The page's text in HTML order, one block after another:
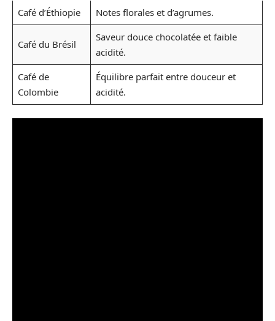
Café d’Éthiopie Notes florales et d’agrumes.
Café du Brésil
Saveur douce chocolatée et faible
acidité.
Café de
Colombie
Équilibre parfait entre douceur et
acidité.